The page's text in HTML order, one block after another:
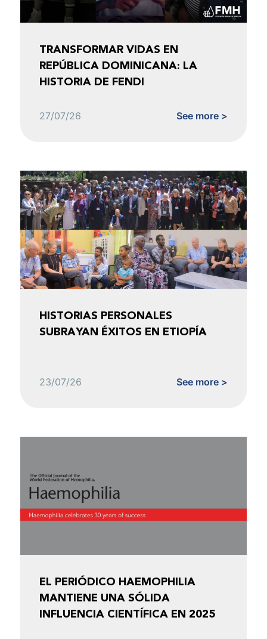
TRANSFORMAR VIDAS EN
REPÚBLICA DOMINICANA: LA
HISTORIA DE FENDI
27/07/26 See more >
HISTORIAS PERSONALES
SUBRAYAN ÉXITOS EN ETIOPÍA
23/07/26 See more >
EL PERIÓDICO HAEMOPHILIA
MANTIENE UNA SÓLIDA
INFLUENCIA CIENTÍFICA EN 2025